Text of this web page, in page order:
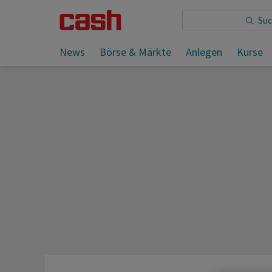
News Börse & Märkte Anlegen Kurse
Sie lesen: